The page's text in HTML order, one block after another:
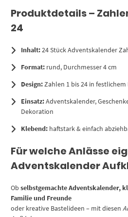
Produktdetails –
24
Inhalt:24 Stück Adventskalender
Format: rund, Durchmesser 4 cm
Design:Zahlen 1 bis 24 in festlichem
Einsatz:Adventskalender,
Dekoration
Klebend: haftstark & einfach
Für welche Anlässe
Adventskalender
Obselbstgemachte Adventskalender,
Familie und Freunde
oder kreative Bastelideen – mit diesen